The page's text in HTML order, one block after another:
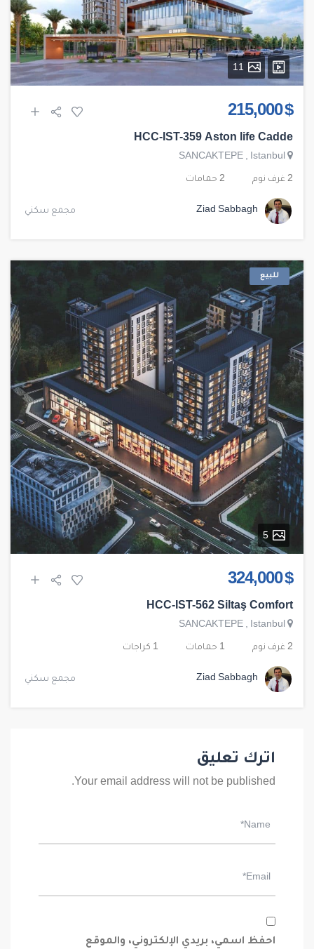
11
$ 215,000
HCC-IST-359 Aston life Cadde
SANCAKTEPE , Istanbul
2 غرف نوم 2 حمامات
Ziad Sabbagh مجمع سكني
للبيع
5
$ 324,000
HCC-IST-562 Siltaş Comfort
SANCAKTEPE , Istanbul
2 غرف نوم 1 حمامات 1 كراجات
Ziad Sabbagh مجمع سكني
اترك تعليق
Your email address will not be published.
احفظ اسمي، بريدي الإلكتروني، والموقع